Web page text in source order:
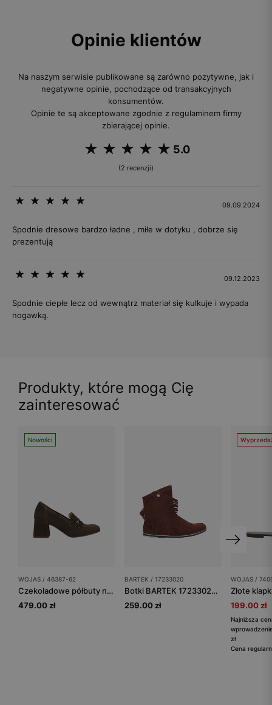
Opinie klientów
Na naszym serwisie publikowane są zarówno pozytywne, jak i
negatywne opinie, pochodzące od transakcyjnych
konsumentów.
Opinie te są akceptowane zgodnie z regulaminem firmy
zbierającej opinie.
5.0
(2 recenzji)
09.09.2024
Spodnie dresowe bardzo ładne , miłe w dotyku , dobrze się
prezentują
09.12.2023
Spodnie ciepłe lecz od wewnątrz materiał się kulkuje i wypada
nogawką.
Produkty, które mogą Cię
zainteresować
Nowości
WOJAS / 46387-62
Czekoladowe półbuty na wysokim słupku
479.00 zł
BARTEK / 17233020
Botki BARTEK 17233020, dla dziewcząt, bordowy
259.00 zł
WOJAS /
199.00 zł
Najniższa
zł
Cena